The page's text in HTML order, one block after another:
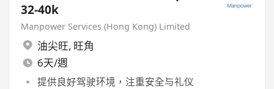
32-40k
Manpower Services (Hong Kong) Limited
油尖旺, 旺角
6天/週
提供良好驾驶环境，注重安全与礼仪